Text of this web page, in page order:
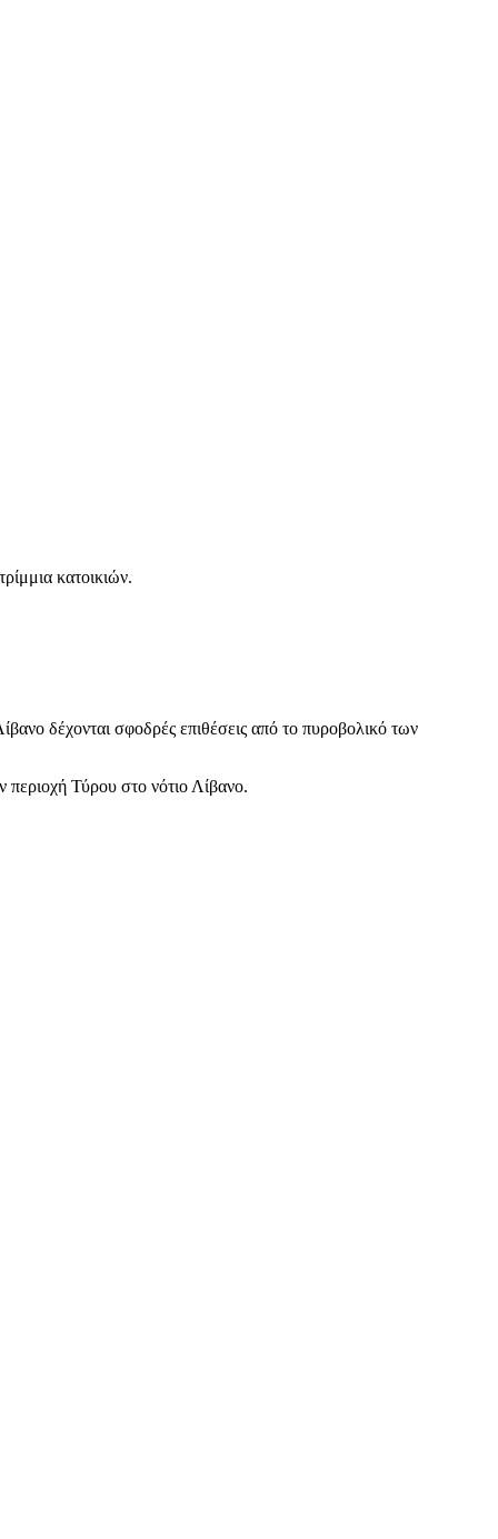
κατοικιών.
δέχονται σφοδρές επιθέσεις από το πυροβολικό των
περιοχή Τύρου στο νότιο Λίβανο.